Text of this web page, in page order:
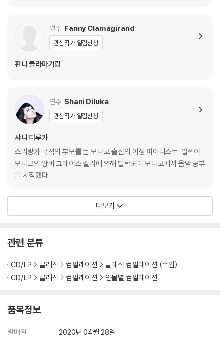
HQCD]
연주 Fanny Clamagirand
관심작가 알림신청
판니 클라마기랑
연주 Shani Diluka
관심작가 알림신청
샤니 디루카
스리랑카 국적의 부모를 둔 모나코 출신의 여성 피아니스트. 일찍이
모나코의 왕비 그레이스 켈리에 의해 발탁되어 모나코에서 음악 공부
를 시작했다.
더보기
관련 분류
CD/LP 클래식 컴필레이션
클래식 컴필레이션 (수입)
CD/LP
클래식 컴필레이션 인물별 컴필레이션
품목정보
발매일
2020년 04월 28일